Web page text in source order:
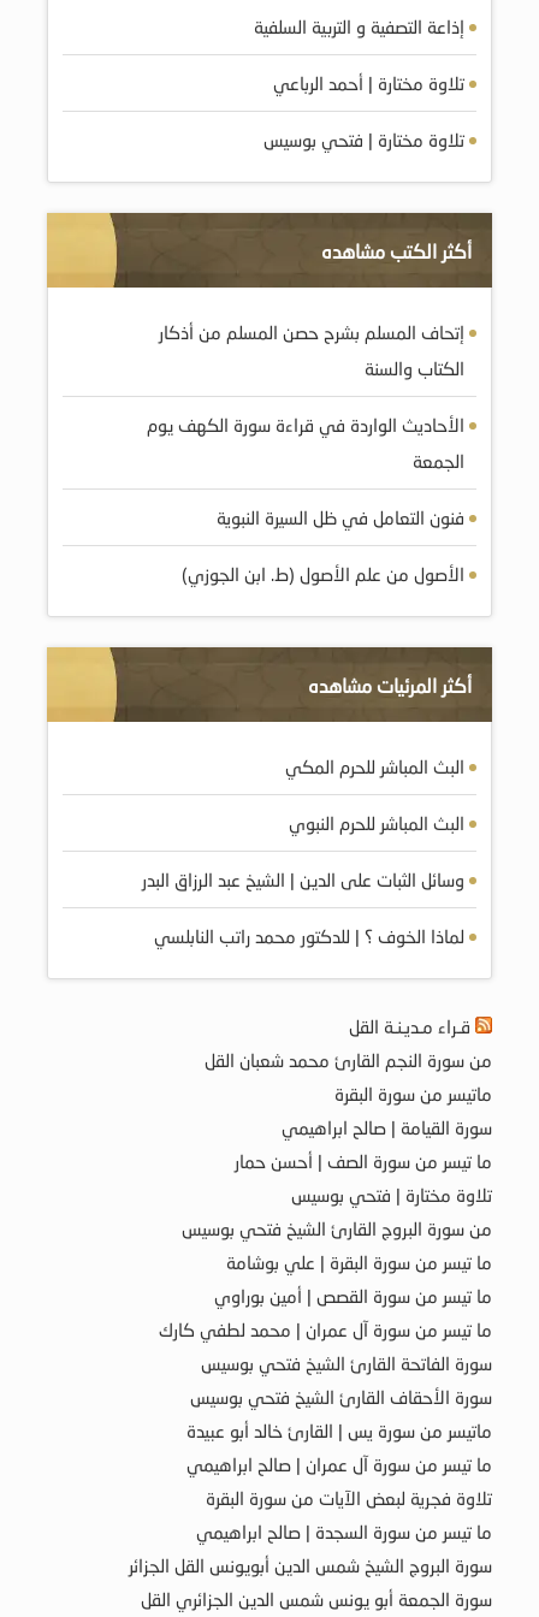
إذاعة التصفية و التربية السلفية
تلاوة مختارة | أحمد الرباعي
تلاوة مختارة | فتحي بوسيس
أكثر الكتب مشاهده
إتحاف المسلم بشرح حصن المسلم من أذكار
الكتاب والسنة
الأحاديث الواردة في قراءة سورة الكهف يوم
الجمعة
فنون التعامل في ظل السيرة النبوية
الأصول من علم الأصول (ط. ابن الجوزي)
أكثر المرئيات مشاهده
البث المباشر للحرم المكي
البث المباشر للحرم النبوي
وسائل الثبات على الدين | الشيخ عبد الرزاق البدر
لماذا الخوف ؟ | للدكتور محمد راتب النابلسي
قـراء مـديـنـة القل
من سورة النجم القارئ محمد شعبان القل
ماتيسر من سورة البقرة
سورة القيامة | صالح ابراهيمي
ما تيسر من سورة الصف | أحسن حمار
تلاوة مختارة | فتحي بوسيس
من سورة البروج القارئ الشيخ فتحي بوسيس
ما تيسر من سورة البقرة | علي بوشامة
ما تيسر من سورة القصص | أمين بوراوي
ما تيسر من سورة آل عمران | محمد لطفي كارك
سورة الفاتحة القارئ الشيخ فتحي بوسيس
سورة الأحقاف القارئ الشيخ فتحي بوسيس
ماتيسر من سورة يس | القارئ خالد أبو عبيدة
ما تيسر من سورة آل عمران | صالح ابراهيمي
تلاوة فجرية لبعض الآيات من سورة البقرة
ما تيسر من سورة السجدة | صالح ابراهيمي
سورة البروج الشيخ شمس الدين أبويونس القل الجزائر
سورة الجمعة أبو يونس شمس الدين الجزائري القل